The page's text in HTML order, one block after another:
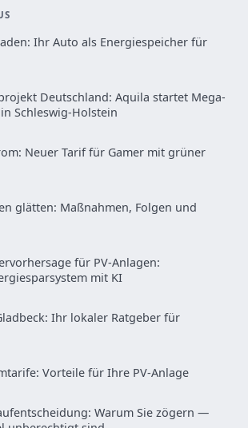
Ihr Auto als Energiespeicher für
Deutschland: Aquila startet Mega-
Schleswig-Holstein
Neuer Tarif für Gamer mit grüner
glätten: Maßnahmen, Folgen und
für PV-Anlagen:
mit KI
Ihr lokaler Ratgeber für
Vorteile für Ihre PV-Anlage
Warum Sie zögern —